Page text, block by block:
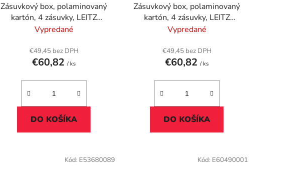
Zásuvkový box, polaminovaný
kartón, 4 zásuvky, LEITZ
"Click&Store", ľadovo modrá
Vypredané
€49,45 bez DPH
€60,82/ ks
DO KOŠÍKA
Zásuvkový box, polaminovaný
kartón, 4 zásuvky, LEITZ
"Click&Store", modrá
Vypredané
€49,45 bez DPH
€60,82/ ks
DO KOŠÍKA
Kód: E53680089 Kód: E60490001